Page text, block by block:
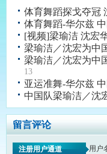
体育舞蹈探戈夺冠
体育舞蹈-华尔兹
[视频]梁瑜洁 沈宏
梁瑜洁／沈宏为中
梁瑜洁／沈宏为中
13
亚运准舞-华尔兹
中国队梁瑜洁／沈
留言评论
注册用户通道 用户